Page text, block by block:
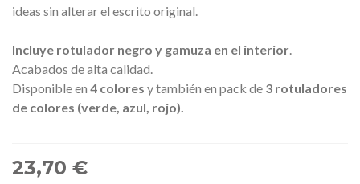
ideas sin alterar el escrito original.
Incluye rotulador negro y gamuza en el interior.
Acabados de alta calidad.
Disponible en 4 colores y también en pack de 3 rotuladores
de colores (verde, azul, rojo).
23,70 €